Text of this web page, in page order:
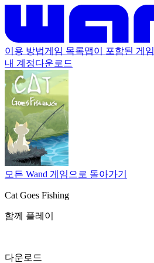
이용 방법게임 목록맵이 포함된 게
내 계정다운로드
모든 Wand 게임으로 돌아가기
Cat Goes Fishing
함께 플레이
다운로드